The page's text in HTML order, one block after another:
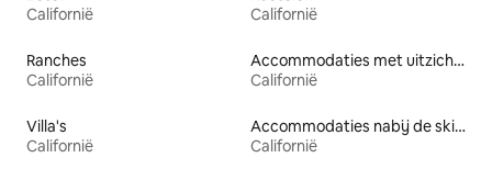
Californië
Californië
Ranches
Californië
Accommodaties met uitzicht op het strand
Californië
Villa's
Californië
Accommodaties nabij de skipiste
Californië